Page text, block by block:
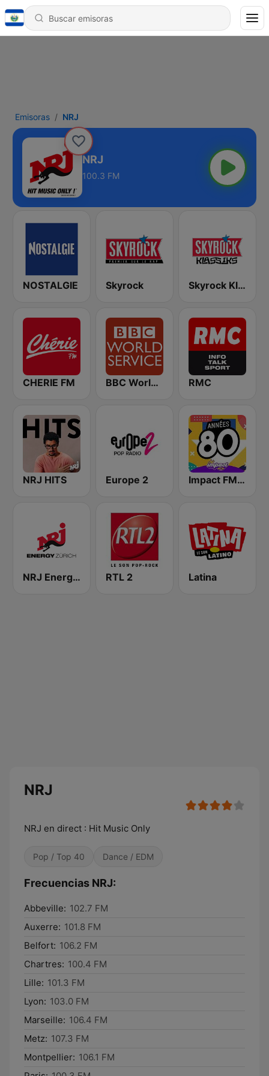
Emisoras NRJ
NRJ
100.3 FM
NOSTALGIE Skyrock Skyrock Klassiks
CHERIE FM BBC World Service RMC
NRJ HITS Europe 2 Impact FM - Années 80
NRJ Energy Zürich RTL 2 Latina
NRJ
NRJ en direct : Hit Music Only
Pop / Top 40 Dance / EDM
Frecuencias NRJ:
Abbeville: 102.7 FM
Auxerre: 101.8 FM
Belfort: 106.2 FM
Chartres: 100.4 FM
Lille: 101.3 FM
Lyon: 103.0 FM
Marseille: 106.4 FM
Metz: 107.3 FM
Montpellier: 106.1 FM